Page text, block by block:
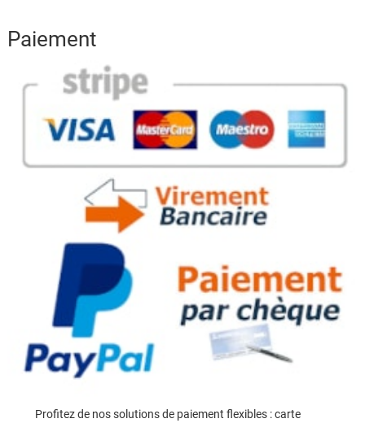
Paiement
Profitez de nos solutions de paiement flexibles : carte